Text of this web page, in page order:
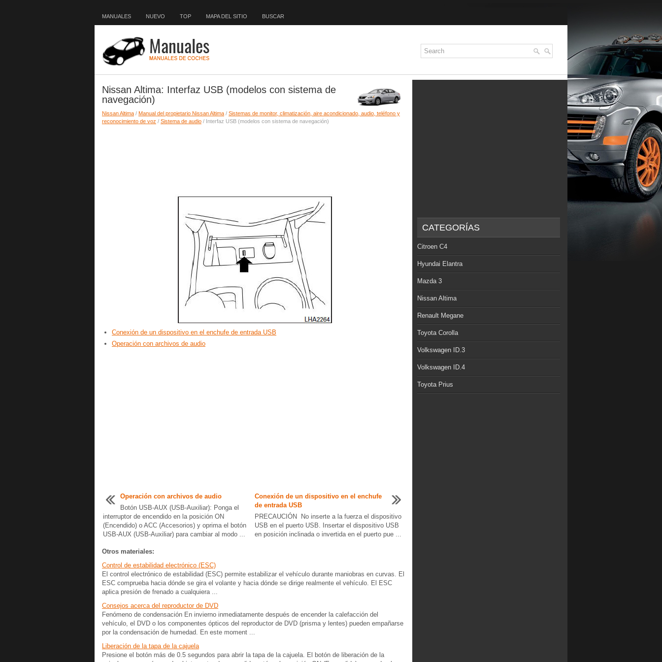
MANUALES NUEVO TOP MAPA DEL SITIO BUSCAR
Nissan Altima: Interfaz USB (modelos con sistema de
navegación)
Nissan Altima / Manual del propietario Nissan Altima / Sistemas de monitor, climatización, aire acondicionado, audio, teléfono y
reconocimiento de voz / Sistema de audio / Interfaz USB (modelos con sistema de navegación)
Conexión de un dispositivo en el enchufe de entrada USB
Operación con archivos de audio
Operación con archivos de audio
Botón USB-AUX (USB-Auxiliar): Ponga el
interruptor de encendido en la posición ON
(Encendido) o ACC (Accesorios) y oprima el botón
USB-AUX (USB-Auxiliar) para cambiar al modo ...
Conexión de un dispositivo en el enchufe
de entrada USB
PRECAUCIÓN No inserte a la fuerza el dispositivo
USB en el puerto USB. Insertar el dispositivo USB
en posición inclinada o invertida en el puerto pue ...
Otros materiales:
Control de estabilidad electrónico (ESC)
El control electrónico de estabilidad (ESC) permite estabilizar el vehículo durante maniobras en curvas. El
ESC comprueba hacia dónde se gira el volante y hacia dónde se dirige realmente el vehículo. El ESC
aplica presión de frenado a cualquiera ...
Consejos acerca del reproductor de DVD
Fenómeno de condensación En invierno inmediatamente después de encender la calefacción del
vehículo, el DVD o los componentes ópticos del reproductor de DVD (prisma y lentes) pueden empañarse
por la condensación de humedad. En este moment ...
Liberación de la tapa de la cajuela
Presione el botón más de 0.5 segundos para abrir la tapa de la cajuela. El botón de liberación de la
CATEGORÍAS
Citroen C4
Hyundai Elantra
Mazda 3
Nissan Altima
Renault Megane
Toyota Corolla
Volkswagen ID.3
Volkswagen ID.4
Toyota Prius